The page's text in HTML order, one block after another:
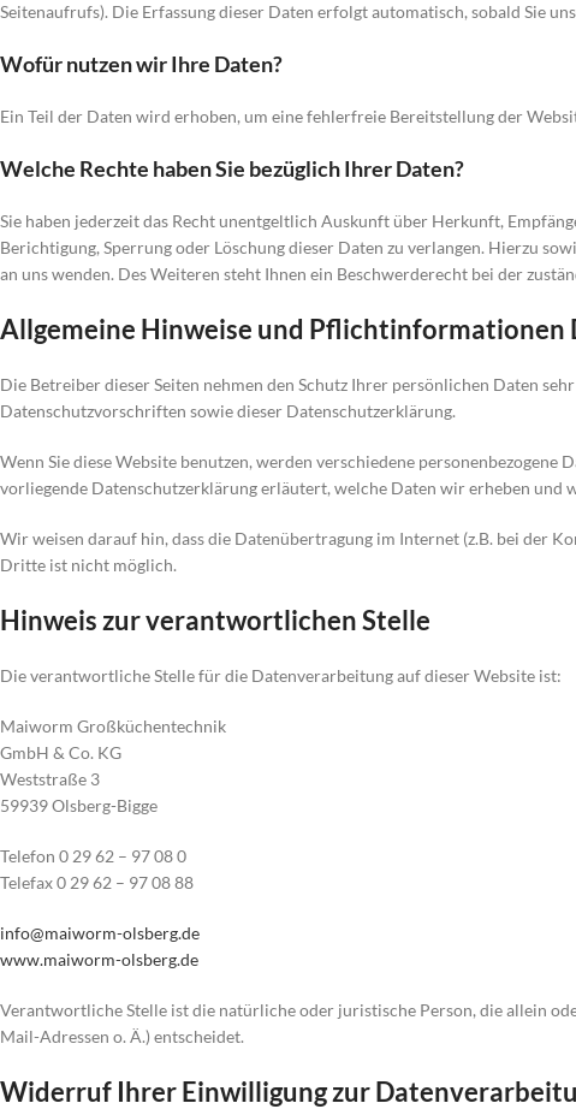
Seitenaufrufs). Die Erfassung dieser Daten erfolgt automatisch, sobald Sie
Wofür nutzen wir Ihre Daten?
Ein Teil der Daten wird erhoben, um eine fehlerfreie Bereitstellung der
Welche Rechte haben Sie bezüglich Ihrer Daten?
Sie haben jederzeit das Recht unentgeltlich Auskunft über Herkunft,
Berichtigung, Sperrung oder Löschung dieser Daten zu verlangen. Hierzu
an uns wenden. Des Weiteren steht Ihnen ein Beschwerderecht bei der
Allgemeine Hinweise und Pflichtinformationen
Die Betreiber dieser Seiten nehmen den Schutz Ihrer persönlichen Daten
Datenschutzvorschriften sowie dieser Datenschutzerklärung.
Wenn Sie diese Website benutzen, werden verschiedene
vorliegende Datenschutzerklärung erläutert, welche Daten wir erheben und
Wir weisen darauf hin, dass die Datenübertragung im Internet (z.B. bei der
Dritte ist nicht möglich.
Hinweis zur verantwortlichen Stelle
Die verantwortliche Stelle für die Datenverarbeitung auf dieser Website ist:
Maiworm Großküchentechnik
GmbH & Co. KG
Weststraße 3
59939 Olsberg-Bigge
Telefon 0 29 62 – 97 08 0
Telefax 0 29 62 – 97 08 88
info@maiworm-olsberg.de
www.maiworm-olsberg.de
Verantwortliche Stelle ist die natürliche oder juristische Person, die allein
Mail-Adressen o. Ä.) entscheidet.
Widerruf Ihrer Einwilligung zur